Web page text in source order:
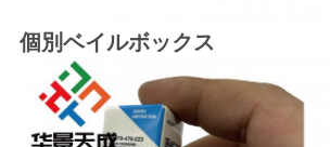
個別ベイルボックス